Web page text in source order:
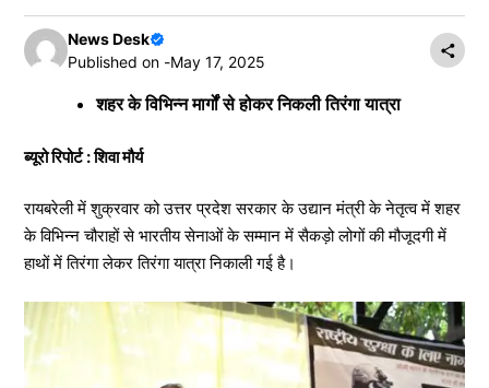
News Desk
Published on -May 17, 2025
शहर के विभिन्न मार्गों से होकर निकली तिरंगा यात्रा
ब्यूरो रिपोर्ट : शिवा मौर्य
रायबरेली में शुक्रवार को उत्तर प्रदेश सरकार के उद्यान मंत्री के नेतृत्व में शहर
के विभिन्न चौराहों से भारतीय सेनाओं के सम्मान में सैकड़ो लोगों की मौजूदगी में
हाथों में तिरंगा लेकर तिरंगा यात्रा निकाली गई है।